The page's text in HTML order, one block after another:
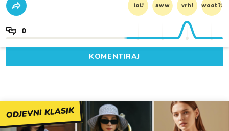
lol! aww vrh! woot?!
0
KOMENTIRAJ
ODJEVNI KLASIK